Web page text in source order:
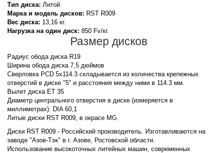
Тип диска: Литой
Марка и модель дисков: RST R009
Вес диска: 13,16 кг.
Нагрузка на один диск: 850 Fv/кг.
Размер дисков
Радиус обода диска R19
Ширина обода диска 7,5 дюймов
Сверловка PCD 5x114.3 складывается из количества крепежных
отверстий в диске "5" и расстояния между ними в 114.3 мм.
Вылет диска ET 35
Диаметр центрального отверстия в диске (измеряется в
миллиметрах): DIA 60,1
Литые диски RST R009, в окрасе MG.
Диски RST R009 - Российский производитель. Изготавливаются на
заводе "Азов-Тэк" в г. Азове, Ростовской области.
Использование высокоточных литейных машин, современных